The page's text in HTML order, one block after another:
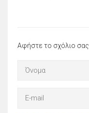
Αφήστε το σχόλιο σας